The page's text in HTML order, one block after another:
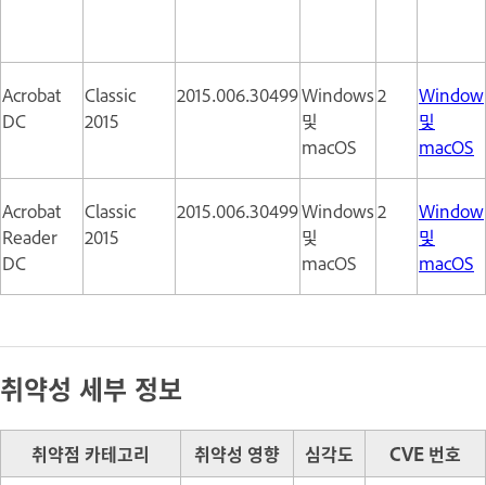
Acrobat
DC
Classic
2015
2015.006.30499Windows
및
macOS
2
Window
및
macOS
Acrobat
Reader
DC
Classic
2015
2015.006.30499Windows
및
macOS
2
Window
및
macOS
취약성 세부 정보
취약점 카테고리 취약성 영향 심각도 CVE 번호